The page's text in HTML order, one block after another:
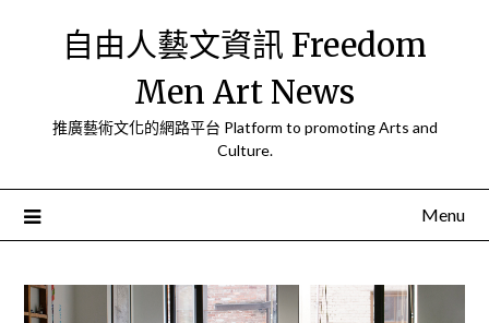
自由人藝文資訊 Freedom
Men Art News
推廣藝術文化的網路平台 Platform to promoting Arts and
Culture.
Menu